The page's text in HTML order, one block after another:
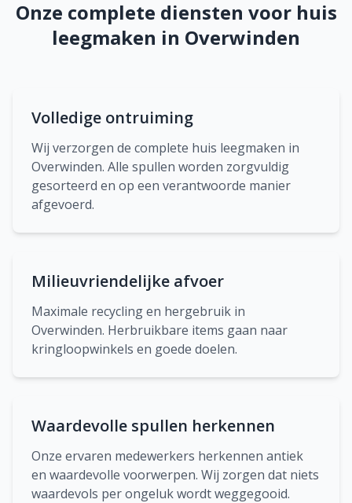
Onze complete diensten voor huis
leegmaken in Overwinden
Volledige ontruiming
Wij verzorgen de complete huis leegmaken in
Overwinden. Alle spullen worden zorgvuldig
gesorteerd en op een verantwoorde manier
afgevoerd.
Milieuvriendelijke afvoer
Maximale recycling en hergebruik in
Overwinden. Herbruikbare items gaan naar
kringloopwinkels en goede doelen.
Waardevolle spullen herkennen
Onze ervaren medewerkers herkennen antiek
en waardevolle voorwerpen. Wij zorgen dat niets
waardevols per ongeluk wordt weggegooid.